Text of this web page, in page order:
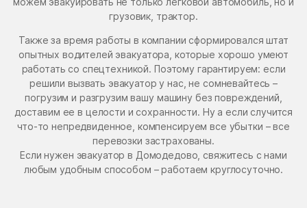
грузовик, трактор.
Также за время работы в компании сформировался штат
опытных водителей эвакуатора, которые хорошо умеют
работать со спецтехникой. Поэтому гарантируем: если
решили вызвать эвакуатор у нас, не сомневайтесь –
погрузим и разгрузим вашу машину без повреждений,
доставим ее в целости и сохранности. Ну а если случится
что-то непредвиденное, компенсируем все убытки – все
перевозки застрахованы.
Если нужен эвакуатор в Домодедово, свяжитесь с нами
любым удобным способом – работаем круглосуточно.